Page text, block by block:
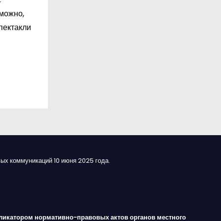
коммуникаций 10 июня 2025 года.
нормативно-правовых актов органов местного